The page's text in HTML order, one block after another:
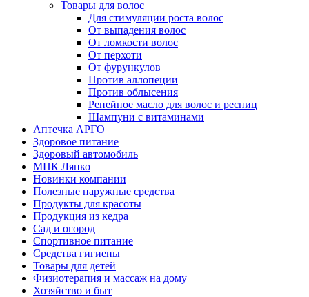
Товары для волос
Для стимуляции роста волос
От выпадения волос
От ломкости волос
От перхоти
От фурункулов
Против аллопеции
Против облысения
Репейное масло для волос и ресниц
Шампуни с витаминами
Аптечка АРГО
Здоровое питание
Здоровый автомобиль
МПК Ляпко
Новинки компании
Полезные наружные средства
Продукты для красоты
Продукция из кедра
Сад и огород
Спортивное питание
Средства гигиены
Товары для детей
Физиотерапия и массаж на дому
Хозяйство и быт